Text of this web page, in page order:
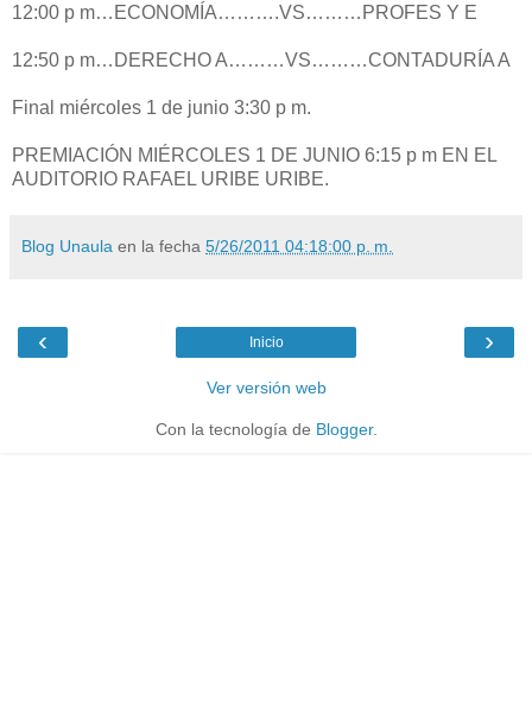
12:00 p m…ECONOMÍA……….VS………PROFES Y E
12:50 p m…DERECHO A………VS………CONTADURÍA A
Final miércoles 1 de junio 3:30 p m.
PREMIACIÓN MIÉRCOLES 1 DE JUNIO 6:15 p m EN EL
AUDITORIO RAFAEL URIBE URIBE.
Blog Unaula en la fecha 5/26/2011 04:18:00 p. m.
‹ ›
Inicio
Ver versión web
Con la tecnología de Blogger.